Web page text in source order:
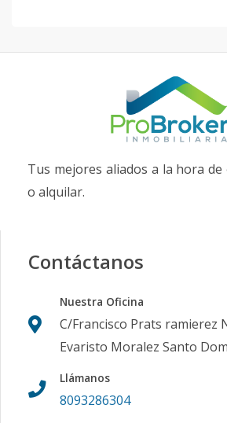
Tus mejores aliados a la hora
o alquilar.
Contáctanos
Nuestra Oficina
C/Francisco Prats ramierez
Evaristo Moralez Santo
Llámanos
8093286304